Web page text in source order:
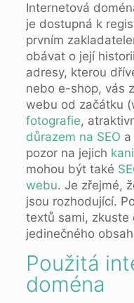
Internetová
je dostupná k
prvním
obávat o její
adresy, kterou
nebo e-shop, vás
webu od začátku
fotografie,
důrazem na SEO
pozor na jejich
mohou být také
webu. Je zřejmé,
jsou rozhodující.
textů sami, zkuste
jedinečného
Použitá
doména